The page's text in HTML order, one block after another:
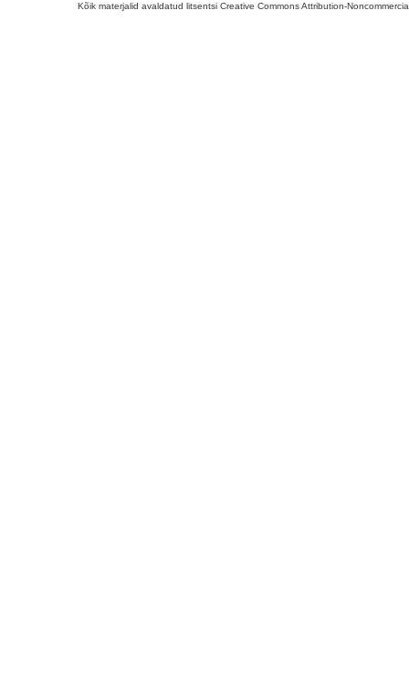
Kõik materjalid avaldatud litsentsi Creative Commons Attribution-